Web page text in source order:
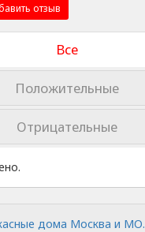
отзыв
Все
Положительные
Отрицательные
дома Москва и МО.